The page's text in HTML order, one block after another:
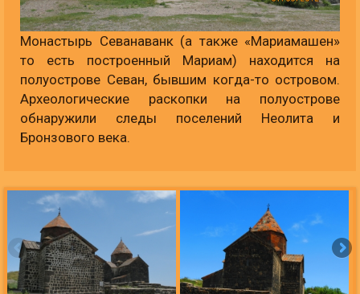
Монастырь Севанаванк (а также «Мариамашен»
то есть построенный Мариам) находится на
полуострове Севан, бывшим когда-то островом.
Археологические раскопки на полуострове
обнаружили следы поселений Неолита и
Бронзового века.